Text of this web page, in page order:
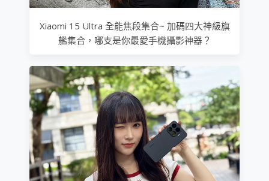
Xiaomi 15 Ultra 全能焦段集合~ 加碼四大神級旗
艦集合，哪支是你最愛手機攝影神器？